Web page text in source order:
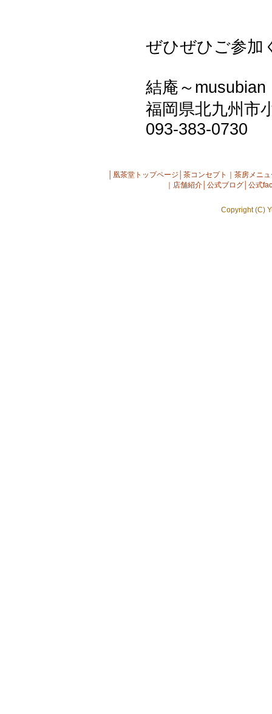
ぜひぜひご参加
結庵～musubian
福岡県北九州市
093-383-0730
凰茶堂トップページ 茶コンセプト
茶房メニ
店舗紹介 公式ブログ 公式
Copyright (C)